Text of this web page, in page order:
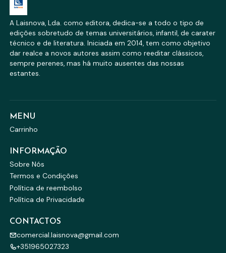
A Laisnova, Lda. como editora, dedica-se a todo o tipo de
edições sobretudo de temas universitários, infantil, de carater
técnico e de literatura. Iniciada em 2014, tem como objetivo
dar realce a novos autores assim como reeditar clássicos,
sempre perenes, mas há muito ausentes das nossas
estantes.
MENU
Carrinho
INFORMAÇÃO
Sobre Nós
Termos e Condições
Política de reembolso
Política de Privacidade
CONTACTOS
comercial.laisnova@gmail.com
+351965027323